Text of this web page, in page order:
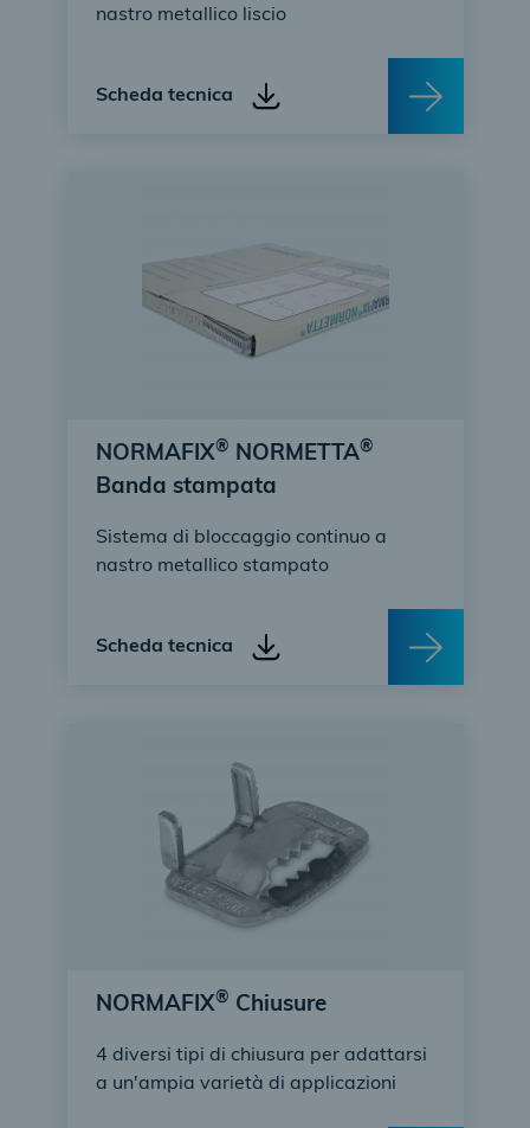
nastro metallico liscio
Scheda tecnica
NORMAFIX® NORMETTA®
Banda stampata
Sistema di bloccaggio continuo a
nastro metallico stampato
Scheda tecnica
NORMAFIX® Chiusure
4 diversi tipi di chiusura per adattarsi
a un'ampia varietà di applicazioni